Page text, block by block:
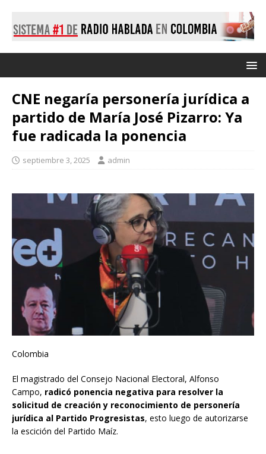
CNE negaría personería jurídica a
partido de María José Pizarro: Ya
fue radicada la ponencia
septiembre 3, 2025 admin
Colombia
El magistrado del Consejo Nacional Electoral, Alfonso
Campo, radicó ponencia negativa para resolver la
solicitud de creación y reconocimiento de personería
jurídica al Partido Progresistas, esto luego de autorizarse
la escición del Partido Maíz.